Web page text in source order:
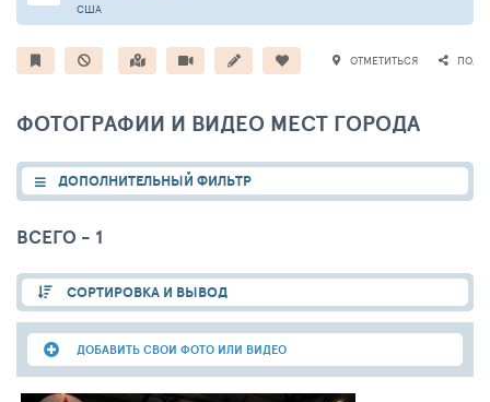
США
ОТМЕТИТЬСЯ
ФОТОГРАФИИ И ВИДЕО МЕСТ ГОРОДА
ДОПОЛНИТЕЛЬНЫЙ ФИЛЬТР
ВСЕГО - 1
СОРТИРОВКА И ВЫВОД
ДОБАВИТЬ СВОИ ФОТО ИЛИ ВИДЕО